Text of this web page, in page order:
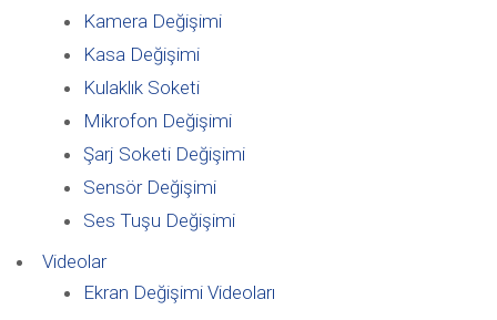
Kamera Değişimi
Kasa Değişimi
Kulaklık Soketi
Mikrofon Değişimi
Şarj Soketi Değişimi
Sensör Değişimi
Ses Tuşu Değişimi
Videolar
Ekran Değişimi Videoları